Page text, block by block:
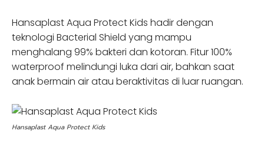
Hansaplast Aqua Protect Kids hadir dengan
teknologi Bacterial Shield yang mampu
menghalang 99% bakteri dan kotoran. Fitur 100%
waterproof melindungi luka dari air, bahkan saat
anak bermain air atau beraktivitas di luar ruangan.
Hansaplast Aqua Protect Kids